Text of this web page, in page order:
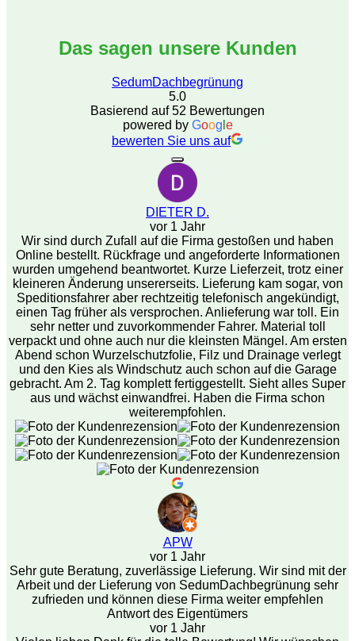
Das sagen unsere Kunden
SedumDachbegrünung
5.0
Basierend auf 52 Bewertungen
powered by Goog e
bewerten Sie uns auf
DIETER D.
vor 1 Jahr
Wir sind durch Zufall auf die Firma gestoßen und haben
Online bestellt. Rückfrage und angeforderte Informationen
wurden umgehend beantwortet. Kurze Lieferzeit, trotz einer
kleineren Änderung unsererseits. Lieferung kam sogar, von
Speditionsfahrer aber rechtzeitig telefonisch angekündigt,
einen Tag früher als versprochen. Anlieferung war toll. Ein
sehr netter und zuvorkommender Fahrer. Material toll
verpackt und ohne auch nur die kleinsten Mängel. Am ersten
Abend schon Wurzelschutzfolie, Filz und Drainage verlegt
und den Kies als Windschutz auch schon auf die Garage
gebracht. Am 2. Tag komplett fertiggestellt. Sieht alles Super
aus und wächst einwandfrei. Haben die Firma schon
weiterempfohlen.
APW
vor 1 Jahr
Sehr gute Beratung, zuverlässige Lieferung. Wir sind mit der
Arbeit und der Lieferung von SedumDachbegrünung sehr
zufrieden und können diese Firma weiter empfehlen
Antwort des Eigentümers
vor 1 Jahr